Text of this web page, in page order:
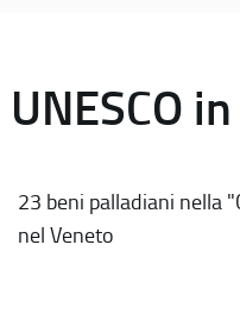
23 beni palladiani nella
nel Veneto